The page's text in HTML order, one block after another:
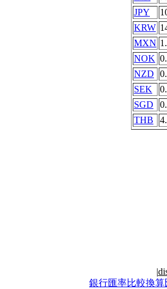
JPY
KRW
MXN
NOK
NZD
SEK
SGD
THB
|
銀行匯率比較換算